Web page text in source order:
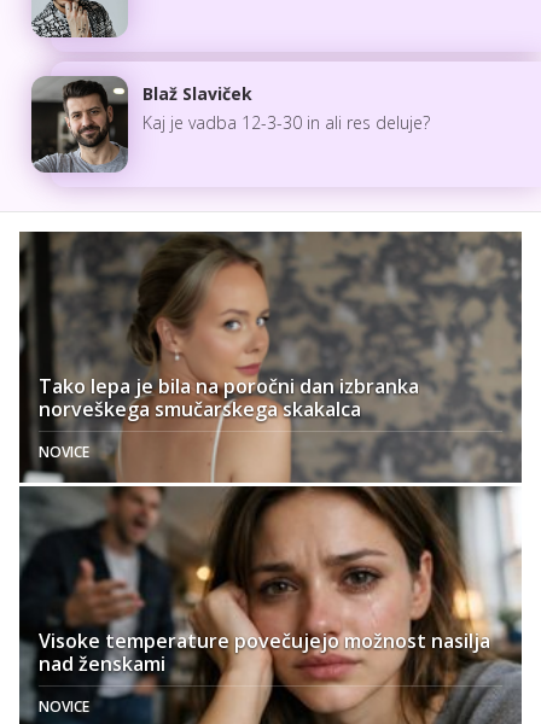
Blaž Slaviček
Kaj je vadba 12-3-30 in ali res deluje?
Tako lepa je bila na poročni dan izbranka
norveškega smučarskega skakalca
NOVICE
Visoke temperature povečujejo možnost nasilja
nad ženskami
NOVICE